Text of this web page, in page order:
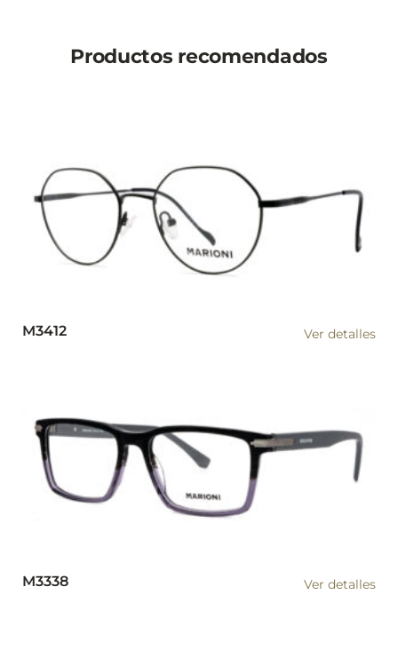
Productos recomendados
M3412 Ver detalles
M3338 Ver detalles